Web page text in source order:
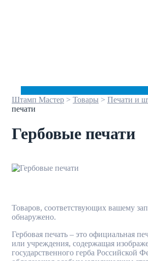
Штамп Мастер > Товары > Печати и
печати
Гербовые печати
Товаров, соответствующих вашему
обнаружено.
Гербовая печать – это официальная
или учреждения, содержащая
государственного герба Российской